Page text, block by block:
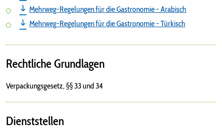
Mehrweg-Regelungen für die Gastronomie - Arabisch
Mehrweg-Regelungen für die Gastronomie - Türkisch
Rechtliche Grundlagen
Verpackungsgesetz, §§ 33 und 34
Dienststellen